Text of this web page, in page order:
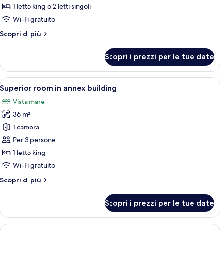
room
in
building
1 letto king o 2 letti singoli
Wi-Fi gratuito
Scopri di più
Altri
room
in
annex
building
Scopri i prezzi per le tue date
Apri
tutte
le
foto
per
Superior
room
in
building
Una camera d'albergo con un letto,
8
Superior room in annex building
Vista mare
36 m²
1 camera
Per 3 persone
1 letto king
Wi-Fi gratuito
Scopri di più
Altri
room
in
annex
Scopri i prezzi per le tue date